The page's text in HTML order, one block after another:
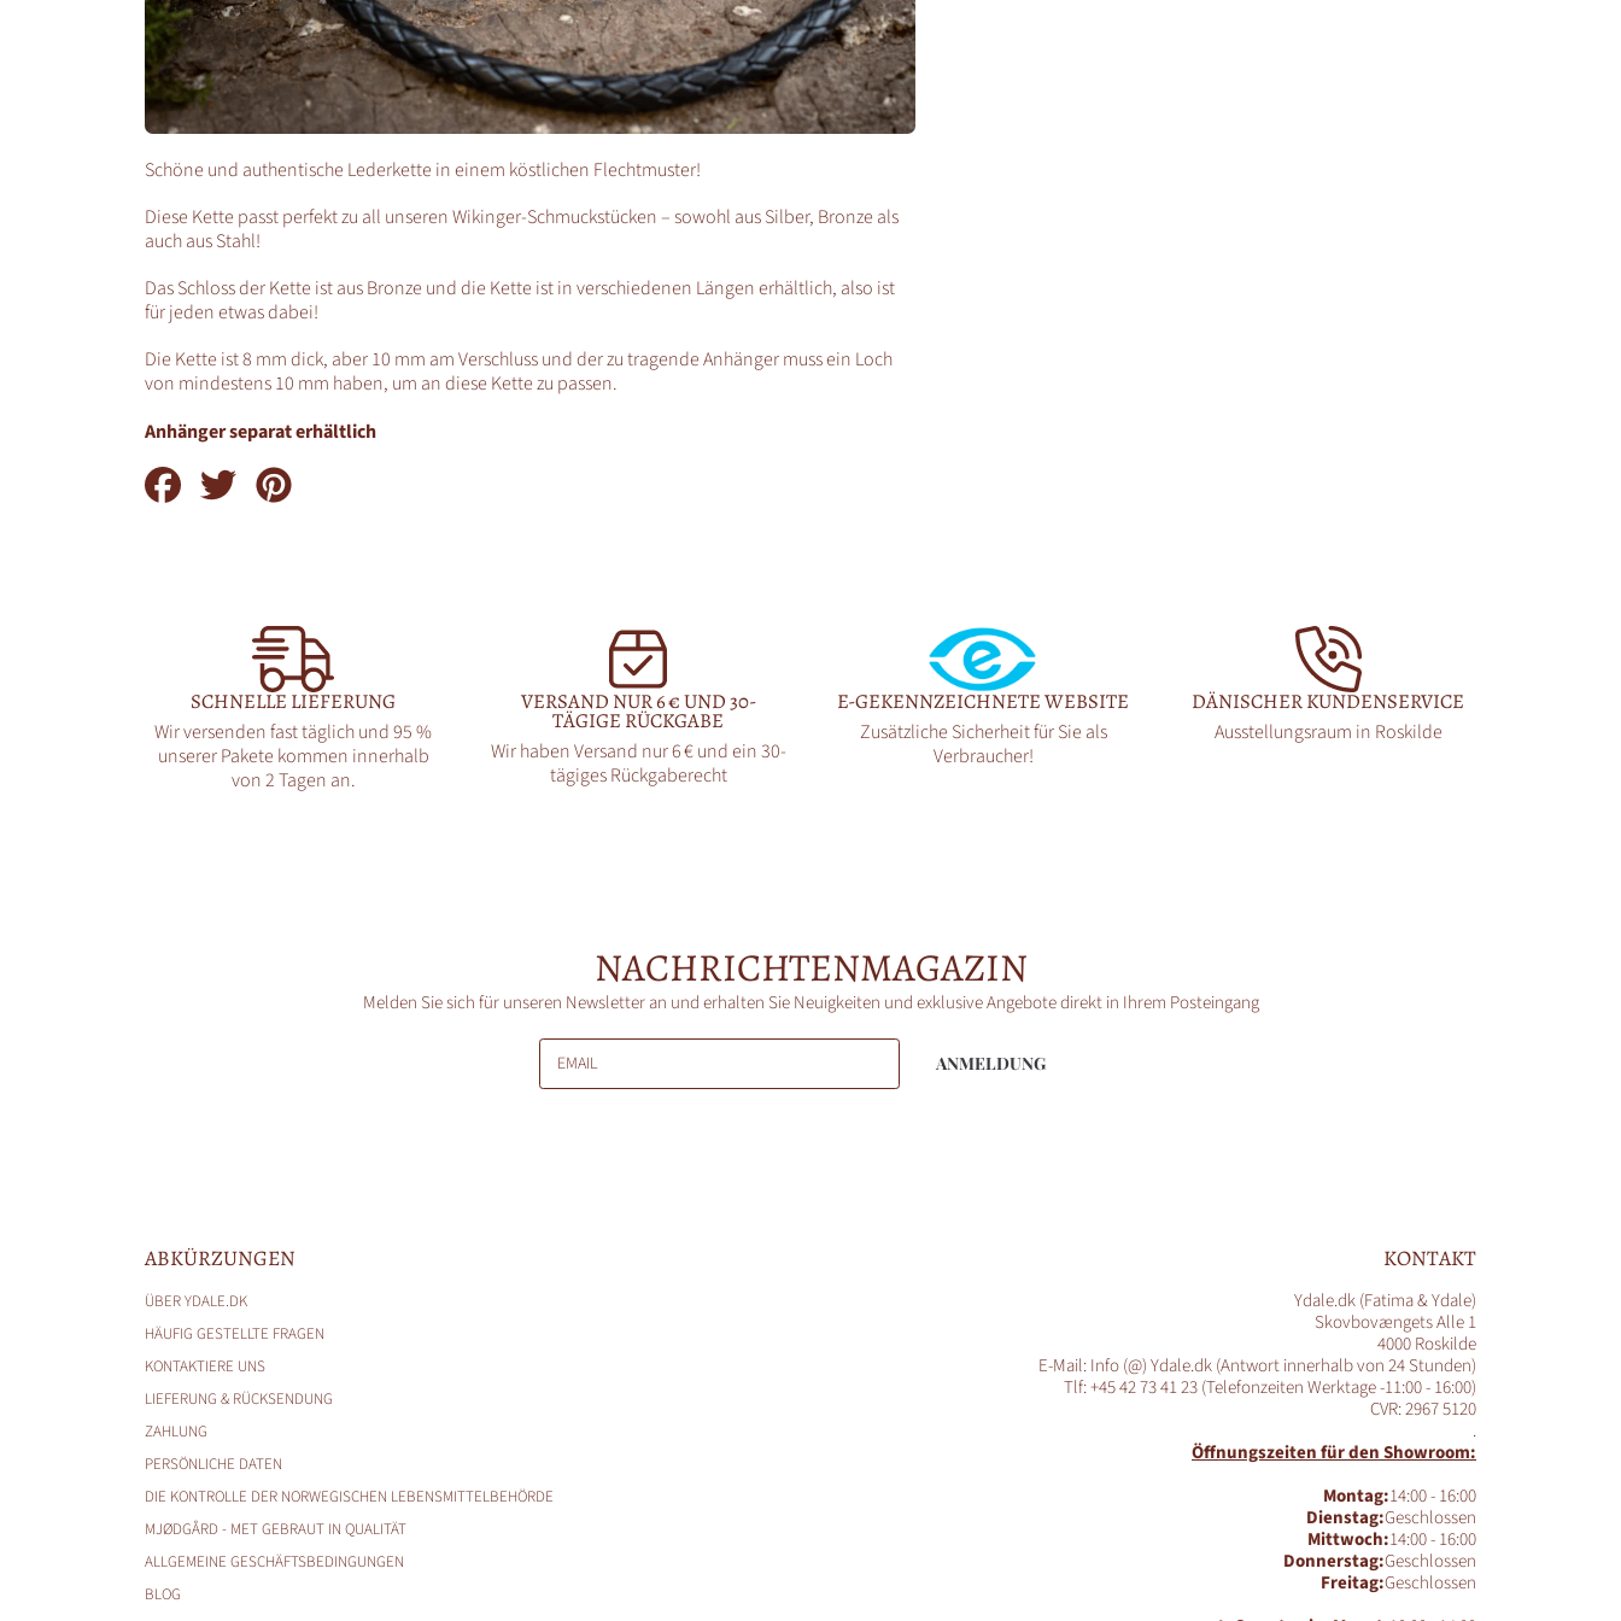
Schöne und authentische Lederkette in einem köstlichen Flechtmuster!
Diese Kette passt perfekt zu all unseren Wikinger-Schmuckstücken – sowohl aus Silber, Bronze als
auch aus Stahl!
Das Schloss der Kette ist aus Bronze und die Kette ist in verschiedenen Längen erhältlich, also ist
für jeden etwas dabei!
Die Kette ist 8 mm dick, aber 10 mm am Verschluss und der zu tragende Anhänger muss ein Loch
von mindestens 10 mm haben, um an diese Kette zu passen.
Anhänger separat erhältlich
Auf
Facebook
Auf
Twitter
SCHNELLE LIEFERUNG
Wir versenden fast täglich und 95 %
unserer Pakete kommen innerhalb
von 2 Tagen an.
VERSAND NUR 6 € UND 30-
TÄGIGE RÜCKGABE
Wir haben Versand nur 6 € und ein 30-
tägiges Rückgaberecht
E-GEKENNZEICHNETE WEBSITE
Zusätzliche Sicherheit für Sie als
Verbraucher!
DÄNISCHER KUNDENSERVICE
Ausstellungsraum in Roskilde
NACHRICHTENMAGAZIN
Melden Sie sich für unseren Newsletter an und erhalten Sie Neuigkeiten und exklusive Angebote direkt in Ihrem Posteingang
EMAIL ANMELDUNG
ABKÜRZUNGEN
ÜBER YDALE.DK
HÄUFIG GESTELLTE FRAGEN
KONTAKTIERE UNS
LIEFERUNG & RÜCKSENDUNG
ZAHLUNG
PERSÖNLICHE DATEN
DIE KONTROLLE DER NORWEGISCHEN LEBENSMITTELBEHÖRDE
MJØDGÅRD - MET GEBRAUT IN QUALITÄT
ALLGEMEINE GESCHÄFTSBEDINGUNGEN
BLOG
KONTAKT
Ydale.dk (Fatima & Ydale)
Skovbovængets Alle 1
4000 Roskilde
E-Mail: Info (@) Ydale.dk (Antwort innerhalb von 24 Stunden)
Tlf: +45 42 73 41 23 (Telefonzeiten Werktage -11:00 - 16:00)
CVR: 2967 5120
.
Öffnungszeiten für den Showroom:
Montag:14:00 - 16:00
Dienstag:Geschlossen
Mittwoch:14:00 - 16:00
Donnerstag:Geschlossen
Freitag:Geschlossen